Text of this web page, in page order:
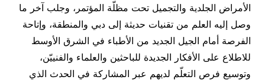
الأمراض الجلدية والتجميل تحت مظلّة المؤتمر، وجلب آخر ما
وصل إليه العلم من تقنيات حديثة إلى دبي والمنطقة، وإتاحة
الفرصة أمام الجيل الجديد من الأطباء في الشرق الأوسط
للاطلاع على الأفكار الجديدة للباحثين والعلماء والفنييّن،
وتوسيع فرص التعلّم لديهم عبر المشاركة في الحدث الذي